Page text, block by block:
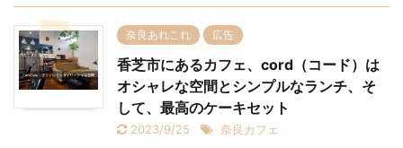
奈良あれこれ 広告
香芝市にあるカフェ、cord（コード）は
オシャレな空間とシンプルなランチ、そ
して、最高のケーキセット
2023/9/25 奈良カフェ